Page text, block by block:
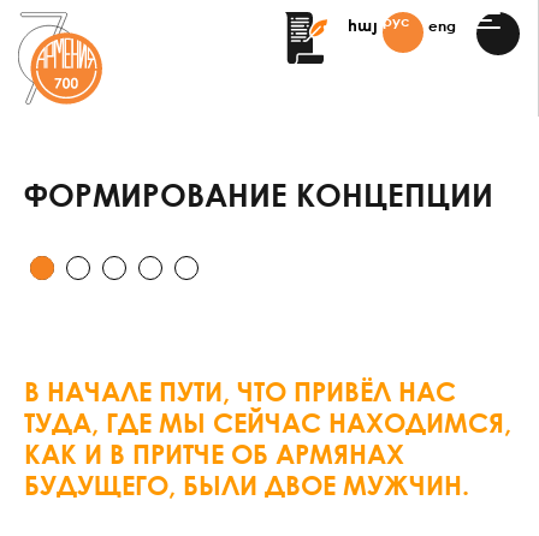
ВРУЧЕНИЯ
ВАТИКАНА
ХАЧКАР В МУЗЕЕ
հայ eng
рус
ФОРМИРОВАНИЕ КОНЦЕПЦИИ
В НАЧАЛЕ ПУТИ, ЧТО ПРИВЁЛ НАС
ТУДА, ГДЕ МЫ СЕЙЧАС НАХОДИМСЯ,
КАК И В ПРИТЧЕ ОБ АРМЯНАХ
БУДУЩЕГО, БЫЛИ ДВОЕ МУЖЧИН.